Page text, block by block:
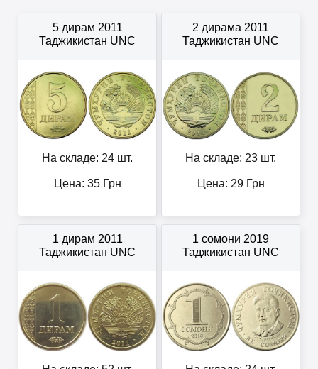
5 дирам 2011
Таджикистан UNC
На складе: 24 шт.
Цена: 35Грн
2 дирама 2011
Таджикистан UNC
На складе: 23 шт.
Цена: 29Грн
1 дирам 2011
Таджикистан UNC
1 сомони 2019
Таджикистан UNC